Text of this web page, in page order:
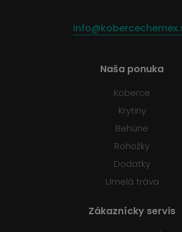
Naša ponuka
Koberce
Krytiny
Behúne
Rohožky
Dodatky
Umelá tráva
Zákaznícky servis